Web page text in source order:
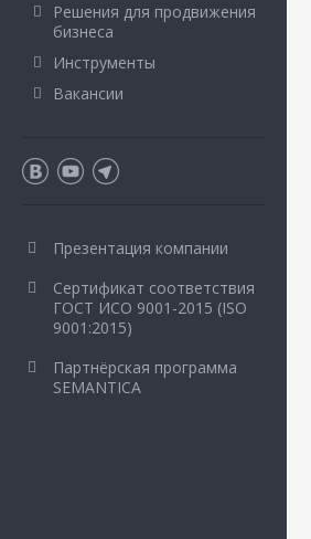
Решения для продвижения
бизнеса
Инструменты
Вакансии
Презентация компании
Сертификат соответствия
ГОСТ ИСО 9001-2015 (ISO
9001:2015)
Партнёрская программа
SEMANTICA